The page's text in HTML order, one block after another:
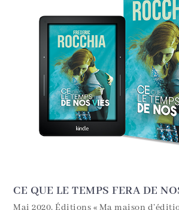
CE QUE LE TEMPS FERA DE
Mai 2020, Éditions « Ma maison